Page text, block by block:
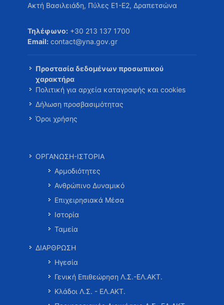
Ακτή Βασιλειάδη, Πύλες Ε1-Ε2, Δραπετσώνα
Τηλέφωνο: +30 213 137 1700
Email: contact@yna.gov.gr
Προστασία δεδομένων προσωπικού
χαρακτήρα
Πολιτική για αρχεία καταγραφής και cookies
Δήλωση προσβασιμότητας
Όροι χρήσης
ΟΡΓΑΝΩΣΗ-ΙΣΤΟΡΙΑ
Αρμοδιότητες
Ανθρώπινο Δυναμικό
Επιχειρησιακά Μέσα
Ιστορία
Ταμεία
ΔΙΑΡΘΡΩΣΗ
Ηγεσία
Γενική Επιθεώρηση Λ.Σ.-ΕΛ.ΑΚΤ.
Κλάδοι Λ.Σ. - ΕΛ.ΑΚΤ.